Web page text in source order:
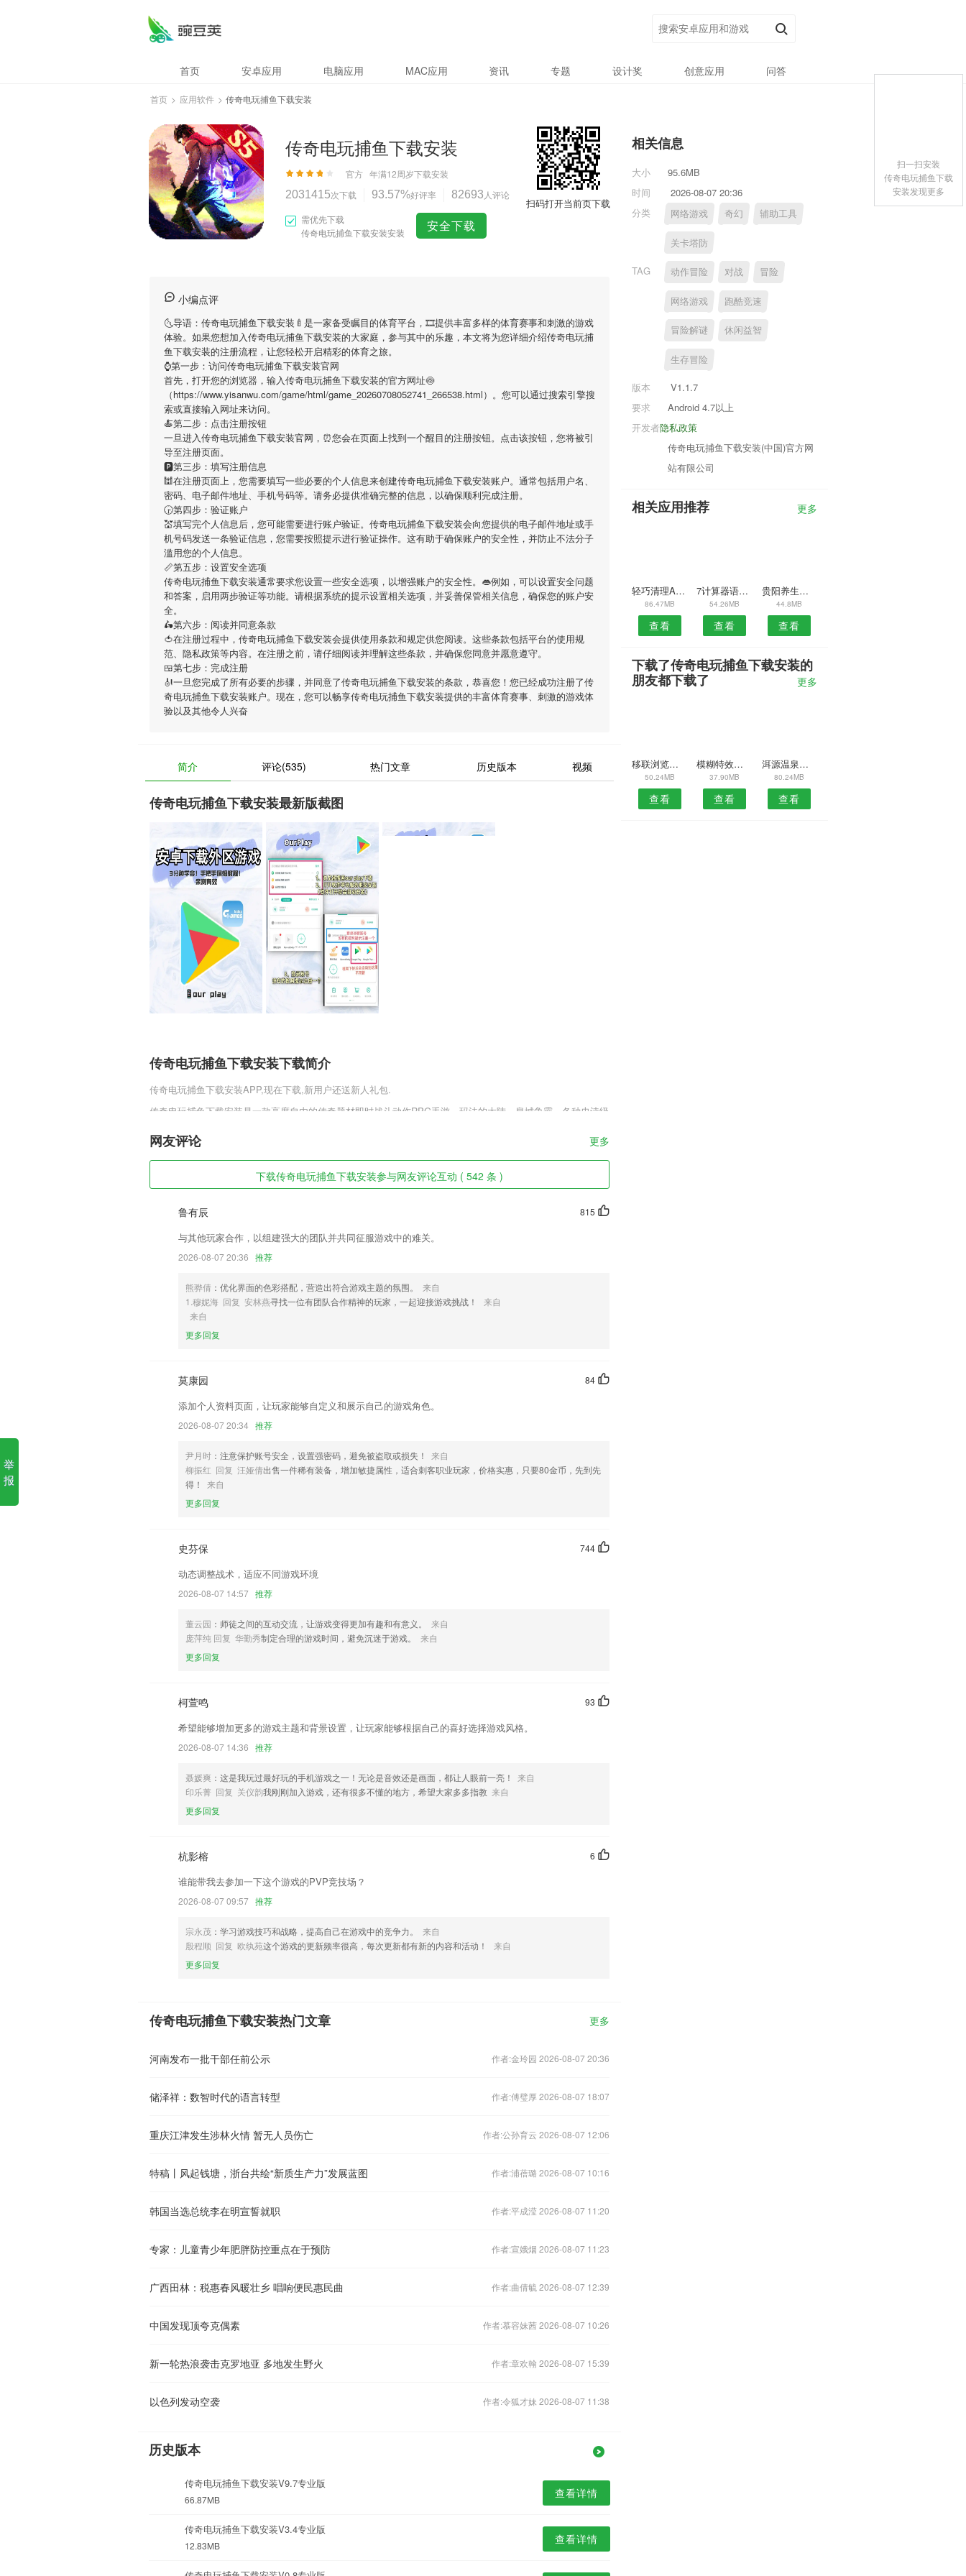
首页 安卓应用 电脑应用 MAC应用 资讯 专题 设计奖 创意应用 问答
首页 > 应用软件 > 传奇电玩捕鱼下载安装
传奇电玩捕鱼下载安装
官方 年满12周岁下载安装
2031415次下载 93.57%好评率 82693 人评论
需优先下载
传奇电玩捕鱼下载安装安装
安全下载
扫码打开当前页下载
小编点评
🌜导语： 传奇电玩捕鱼下载安装 🍼是一家备受瞩目的体育平台，🎞提供丰富多样的体育赛事和刺激的游戏
体验。如果您想加入传奇电玩捕鱼下载安装的大家庭，参与其中的乐趣，本文将为您详细介绍传奇电玩捕
鱼下载安装的注册流程，让您轻松开启精彩的体育之旅。
⌚️第一步：访问传奇电玩捕鱼下载安装官网
首先，打开您的浏览器，输入传奇电玩捕鱼下载安装的官方网址🍥
（https://www.yisanwu.com/game/html/game_20260708052741_266538.html）。您可以通过搜索引擎搜
索或直接输入网址来访问。
🍝第二步：点击注册按钮
一旦进入传奇电玩捕鱼下载安装官网，⏰您会在页面上找到一个醒目的注册按钮。点击该按钮，您将被引
导至注册页面。
🅿第三步：填写注册信息
🕍在注册页面上，您需要填写一些必要的个人信息来创建传奇电玩捕鱼下载安装账户。通常包括用户名、
密码、电子邮件地址、手机号码等。请务必提供准确完整的信息，以确保顺利完成注册。
🕞第四步：验证账户
💒填写完个人信息后，您可能需要进行账户验证。 传奇电玩捕鱼下载安装会向您提供的电子邮件地址或手
机号码发送一条验证信息，您需要按照提示进行验证操作。这有助于确保账户的安全性，并防止不法分子
滥用您的个人信息。
📏第五步：设置安全选项
传奇电玩捕鱼下载安装通常要求您设置一些安全选项，以增强账户的安全性。👄例如，可以设置安全问题
和答案，启用两步验证等功能。请根据系统的提示设置相关选项，并妥善保管相关信息，确保您的账户安
全。
🛵第六步：阅读并同意条款
🍅在注册过程中， 传奇电玩捕鱼下载安装会提供使用条款和规定供您阅读。这些条款包括平台的使用规
范、隐私政策等内容。在注册之前，请仔细阅读并理解这些条款，并确保您同意并愿意遵守。
🍱第七步：完成注册
🎻一旦您完成了所有必要的步骤，并同意了传奇电玩捕鱼下载安装的条款，恭喜您！您已经成功注册了传
奇电玩捕鱼下载安装账户。现在，您可以畅享传奇电玩捕鱼下载安装提供的丰富体育赛事、刺激的游戏体
验以及其他令人兴奋
简介 评论(535) 热门文章 历史版本 视频
传奇电玩捕鱼下载安装最新版截图
传奇电玩捕鱼下载安装下载简介
传奇电玩捕鱼下载安装APP,现在下载,新用户还送新人礼包.
传奇电玩捕鱼下载安装是一款高度自由的传奇题材即时战斗动作RPG手游，玛法的大陆，皇城争霸，各种史诗级
百炼成刚，一刀999的设定模式，让你分分钟就能秒升百级，喜欢狂爆传奇官网开局屠龙刀v1.0.1这款游戏的玩
传奇电玩捕鱼下载安装软件特色
3,利用蓝牙远程释放相机快门。
4,提前记背课文的生字词，跟随语音进行朗读。
5,实时学习党建和总书记的重要讲话，了解社交和发展；
6,营业额数据可自动统计,用户可随时查看,了解营业额详情;
传奇电玩捕鱼下载安装软件优势
2.同时2265提供文件的免费加密服务
3.金属活动表
4.线上就可以答题，可以以利用软件发布课后作业。
6.·通过可爱的画面，各种动物园的动物，让宝宝在游戏中。
传奇电玩捕鱼下载安装更新了什么?
优化进销存功能模块
增加微信数据备份恢复
增加宇能的磁力计
新增里程碑视图；
实体商家营销工具；
联系我们
以上就是传奇电玩捕鱼下载安装的介绍，如果您喜欢这款软件，您可以到应用商店进行打分评论，说出您的使用
网友评论 更多
下载传奇电玩捕鱼下载安装参与网友评论互动 ( 542 条 )
815
鲁有辰
与其他玩家合作，以组建强大的团队并共同征服游戏中的难关。
2026-08-07 20:36 推荐
熊骅倩 ：优化界面的色彩搭配，营造出符合游戏主题的氛围。
来自
1.穆妮海 回复 安林燕寻找一位有团队合作精神的玩家，一起迎接游戏挑战！
来自
来自
更多回复
84
莫康园
添加个人资料页面，让玩家能够自定义和展示自己的游戏角色。
2026-08-07 20:34 推荐
尹月时 ：注意保护账号安全，设置强密码，避免被盗取或损失！
来自
柳振红 回复 汪娅倩出售一件稀有装备，增加敏捷属性，适合刺客职业玩家，价格实惠，只要80金币，先到先
得！
来自
更多回复
744
史芬保
动态调整战术，适应不同游戏环境
2026-08-07 14:57 推荐
董云园 ：师徒之间的互动交流，让游戏变得更加有趣和有意义。
来自
庞萍纯 回复 华勤秀制定合理的游戏时间，避免沉迷于游戏。
来自
更多回复
93
柯萱鸣
希望能够增加更多的游戏主题和背景设置，让玩家能够根据自己的喜好选择游戏风格。
2026-08-07 14:36 推荐
聂媛爽 ：这是我玩过最好玩的手机游戏之一！无论是音效还是画面，都让人眼前一亮！
来自
印乐菁 回复 关仪韵我刚刚加入游戏，还有很多不懂的地方，希望大家多多指教 来自
更多回复
6
杭影榕
谁能带我去参加一下这个游戏的PVP竞技场？
2026-08-07 09:57 推荐
宗永茂 ：学习游戏技巧和战略，提高自己在游戏中的竞争力。
来自
殷程顺 回复 欧纨苑这个游戏的更新频率很高，每次更新都有新的内容和活动！
来自
更多回复
传奇电玩捕鱼下载安装热门文章 更多
河南发布一批干部任前公示 作者:金玲园 2026-08-07 20:36
储泽祥：数智时代的语言转型 作者:傅璧厚 2026-08-07 18:07
重庆江津发生涉林火情 暂无人员伤亡 作者:公孙育云 2026-08-07 12:06
特稿丨风起钱塘，浙台共绘“新质生产力”发展蓝图 作者:浦蓓璐 2026-08-07 10:16
韩国当选总统李在明宣誓就职 作者:平成滢 2026-08-07 11:20
专家：儿童青少年肥胖防控重点在于预防 作者:宣娥烟 2026-08-07 11:23
广西田林：税惠春风暖壮乡 唱响便民惠民曲 作者:曲倩毓 2026-08-07 12:39
中国发现顶夸克偶素 作者:慕容妹茜 2026-08-07 10:26
新一轮热浪袭击克罗地亚 多地发生野火 作者:章欢翰 2026-08-07 15:39
以色列发动空袭 作者:令狐才妹 2026-08-07 11:38
历史版本
传奇电玩捕鱼下载安装V9.7专业版
66.87MB 查看详情
传奇电玩捕鱼下载安装V3.4专业版
12.83MB 查看详情
相关信息
大小
95.6MB
时间
2026-08-07 20:36
分类
网络游戏 奇幻 辅助工具
关卡塔防
TAG 动作冒险 对战 冒险
网络游戏 跑酷竞速
冒险解谜 休闲益智
生存冒险
版本
V1.1.7
要求
Android 4.7以上
隐私政策
开发者
传奇电玩捕鱼下载安装(中国)官方网
站有限公司
相关应用推荐 更多
轻巧清理APP
86.47MB
查看
7计算器语音播APP
54.26MB
查看
贵阳养生安卓版
44.8MB
查看
下载了传奇电玩捕鱼下载安装的
朋友都下载了
更多
移联浏览器安卓版
50.24MB
查看
模糊特效安卓版
37.90MB
查看
洱源温泉网安卓版
80.24MB
查看
扫一扫安装
传奇电玩捕鱼下载
安装发现更多
举
报